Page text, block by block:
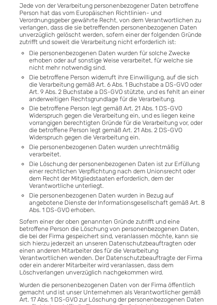
Jede von der Verarbeitung personenbezogener Daten betroffene
Person hat das vom Europäischen Richtlinien- und
Verordnungsgeber gewährte Recht, von dem Verantwortlichen zu
verlangen, dass die sie betreffenden personenbezogenen Daten
unverzüglich gelöscht werden, sofern einer der folgenden Gründe
zutrifft und soweit die Verarbeitung nicht erforderlich ist:
Die personenbezogenen Daten wurden für solche Zwecke
erhoben oder auf sonstige Weise verarbeitet, für welche sie
nicht mehr notwendig sind.
Die betroffene Person widerruft ihre Einwilligung, auf die sich
die Verarbeitung gemäß Art. 6 Abs. 1 Buchstabe a DS-GVO oder
Art. 9 Abs. 2 Buchstabe a DS-GVO stützte, und es fehlt an einer
anderweitigen Rechtsgrundlage für die Verarbeitung.
Die betroffene Person legt gemäß Art. 21 Abs. 1 DS-GVO
Widerspruch gegen die Verarbeitung ein, und es liegen keine
vorrangigen berechtigten Gründe für die Verarbeitung vor, oder
die betroffene Person legt gemäß Art. 21 Abs. 2 DS-GVO
Widerspruch gegen die Verarbeitung ein.
Die personenbezogenen Daten wurden unrechtmäßig
verarbeitet.
Die Löschung der personenbezogenen Daten ist zur Erfüllung
einer rechtlichen Verpflichtung nach dem Unionsrecht oder
dem Recht der Mitgliedstaaten erforderlich, dem der
Verantwortliche unterliegt.
Die personenbezogenen Daten wurden in Bezug auf
angebotene Dienste der Informationsgesellschaft gemäß Art. 8
Abs. 1 DS-GVO erhoben.
Sofern einer der oben genannten Gründe zutrifft und eine
betroffene Person die Löschung von personenbezogenen Daten,
die bei der Firma gespeichert sind, veranlassen möchte, kann sie
sich hierzu jederzeit an unseren Datenschutzbeauftragten oder
einen anderen Mitarbeiter des für die Verarbeitung
Verantwortlichen wenden. Der Datenschutzbeauftragte der Firma
oder ein anderer Mitarbeiter wird veranlassen, dass dem
Löschverlangen unverzüglich nachgekommen wird.
Wurden die personenbezogenen Daten von der Firma öffentlich
gemacht und ist unser Unternehmen als Verantwortlicher gemäß
Art. 17 Abs. 1 DS-GVO zur Löschung der personenbezogenen Daten